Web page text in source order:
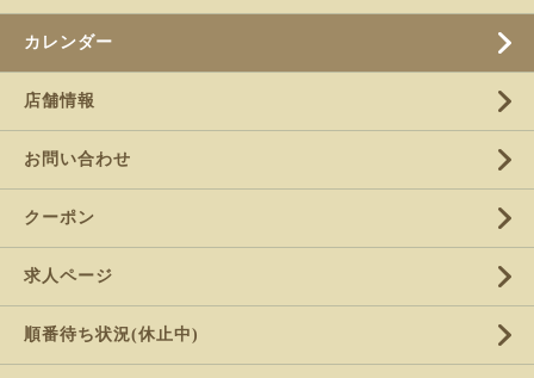
カレンダー
店舗情報
お問い合わせ
クーポン
求人ページ
順番待ち状況(休止中)